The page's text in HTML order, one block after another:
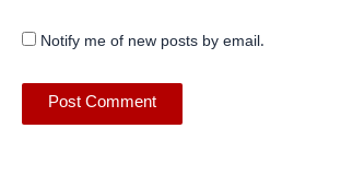
Notify me of new posts by email.